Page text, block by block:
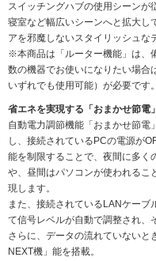
スイッチングハブの使用シーンが
寝室など幅広いシーンへと拡大し
アを邪魔しないスタイリッシュな
※本商品は「ルーター機能」は、
数の機器でお使いになりたい場合
いずれでも使用可能）が必要です。
省エネを実現する「おまかせ節電
自動電力調節機能「おまかせ節電
し、接続されているPCの電源が
能を制限することで、夜間に多く
や、昼間はパソコンが使われるこ
現します。
また、接続されているLANケーブ
て信号レベルが自動で調整され、
さらに、データの流れていないと
NEXT機」能を搭載。